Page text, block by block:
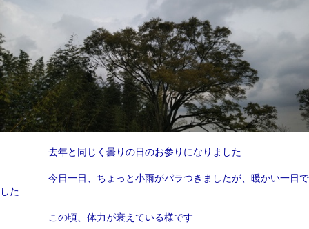
去年と同じく曇りの日のお参りになりました
今日一日、ちょっと小雨がパラつきましたが、暖かい一日で
した
この頃、体力が衰えている様です